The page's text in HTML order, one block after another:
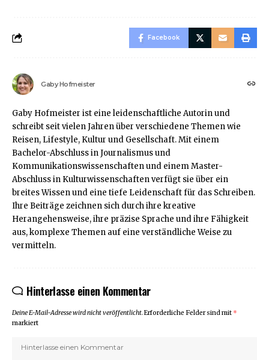
Facebook
Gaby Hofmeister
Gaby Hofmeister ist eine leidenschaftliche Autorin und
schreibt seit vielen Jahren über verschiedene Themen wie
Reisen, Lifestyle, Kultur und Gesellschaft. Mit einem
Bachelor-Abschluss in Journalismus und
Kommunikationswissenschaften und einem Master-
Abschluss in Kulturwissenschaften verfügt sie über ein
breites Wissen und eine tiefe Leidenschaft für das Schreiben.
Ihre Beiträge zeichnen sich durch ihre kreative
Herangehensweise, ihre präzise Sprache und ihre Fähigkeit
aus, komplexe Themen auf eine verständliche Weise zu
vermitteln.
Hinterlasse einen Kommentar
Deine E-Mail-Adresse wird nicht veröffentlicht.Erforderliche Felder sind mit *
markiert